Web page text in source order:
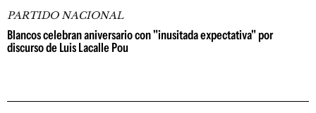
PARTIDO NACIONAL
Blancos celebran aniversario con "inusitada expectativa" por
discurso de Luis Lacalle Pou